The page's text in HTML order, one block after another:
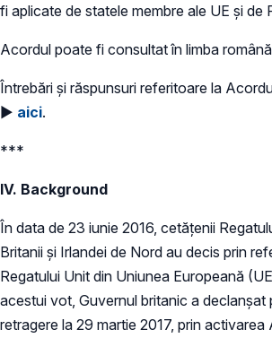
fi aplicate de statele membre ale UE și de
Acordul poate fi consultat în limba
Întrebări și răspunsuri referitoare la
► aici.
***
IV. Background
În data de 23 iunie 2016, cetățenii
Britanii și Irlandei de Nord au decis prin
Regatului Unit din Uniunea Europeană
acestui vot, Guvernul britanic a declanșat
retragere la 29 martie 2017, prin activarea